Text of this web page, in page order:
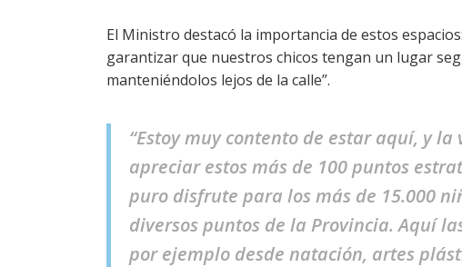
El Ministro destacó la importancia de estos
garantizar que nuestros chicos tengan un lugar
manteniéndolos lejos de la calle”.
“Estoy muy contento de estar aquí, y
apreciar estos más de 100 puntos
puro disfrute para los más de 15.000
diversos puntos de la Provincia. Aquí
por ejemplo desde natación, artes